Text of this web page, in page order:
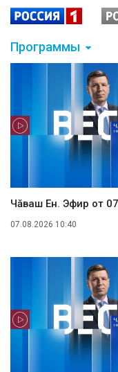
Программы
Чăваш Ен. Эфир от
07.08.2026 10:40